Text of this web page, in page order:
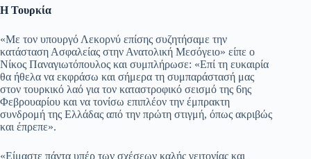
Η Τουρκία
«Με τον υπουργό Λεκορνύ επίσης συζητήσαμε την
κατάσταση Ασφαλείας στην Ανατολική Μεσόγειο» είπε ο
Νίκος Παναγιωτόπουλος και συμπλήρωσε: «Επί τη ευκαιρία
θα ήθελα να εκφράσω και σήμερα τη συμπαράστασή μας
στον τουρκικό λαό για τον καταστροφικό σεισμό της 6ης
Φεβρουαρίου και να τονίσω επιπλέον την έμπρακτη
συνδρομή της Ελλάδας από την πρώτη στιγμή, όπως ακριβώς
και έπρεπε».
«Είμαστε πάντα υπέρ των σχέσεων καλής γειτονίας και